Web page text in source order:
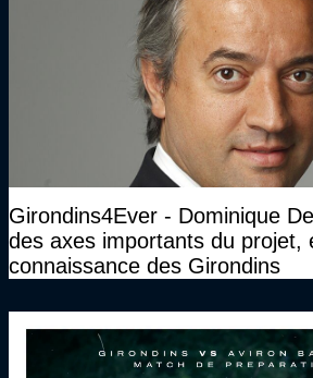
Girondins4Ever - Dominique
des axes importants du projet,
connaissance des Girondins